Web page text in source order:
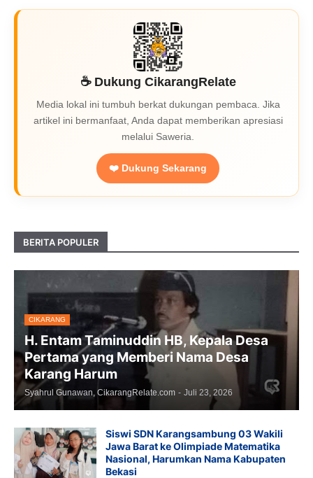
☕ Dukung CikarangRelate
Media lokal ini tumbuh berkat dukungan pembaca. Jika
artikel ini bermanfaat, Anda dapat memberikan apresiasi
melalui Saweria.
❤️ Dukung Sekarang
BERITA POPULER
CIKARANG
H. Entam Taminuddin HB, Kepala Desa
Pertama yang Memberi Nama Desa
Karang Harum
Syahrul Gunawan, CikarangRelate.com - Juli 23, 2026
Siswi SDN Karangsambung 03 Wakili
Jawa Barat ke Olimpiade Matematika
Nasional, Harumkan Nama Kabupaten
Bekasi